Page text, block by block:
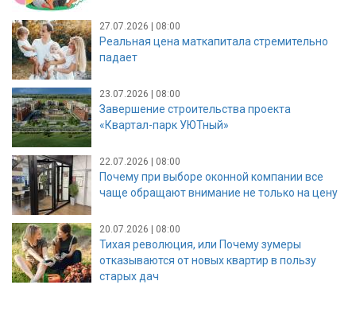
27.07.2026 | 08:00
Реальная цена маткапитала стремительно
падает
23.07.2026 | 08:00
Завершение строительства проекта
«Квартал-парк УЮТный»
22.07.2026 | 08:00
Почему при выборе оконной компании все
чаще обращают внимание не только на цену
20.07.2026 | 08:00
Тихая революция, или Почему зумеры
отказываются от новых квартир в пользу
старых дач